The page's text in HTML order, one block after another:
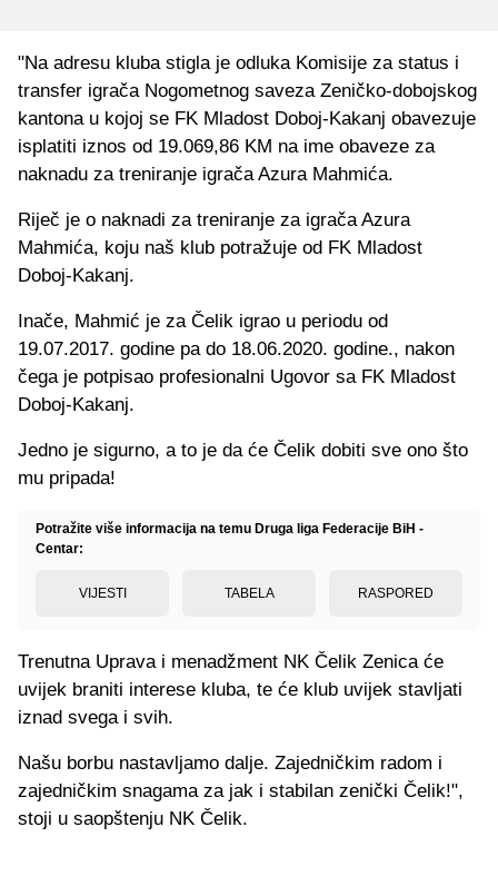
"Na adresu kluba stigla je odluka Komisije za status i
transfer igrača Nogometnog saveza Zeničko-dobojskog
kantona u kojoj se FK Mladost Doboj-Kakanj obavezuje
isplatiti iznos od 19.069,86 KM na ime obaveze za
naknadu za treniranje igrača Azura Mahmića.
Riječ je o naknadi za treniranje za igrača Azura
Mahmića, koju naš klub potražuje od FK Mladost
Doboj-Kakanj.
Inače, Mahmić je za Čelik igrao u periodu od
19.07.2017. godine pa do 18.06.2020. godine., nakon
čega je potpisao profesionalni Ugovor sa FK Mladost
Doboj-Kakanj.
Jedno je sigurno, a to je da će Čelik dobiti sve ono što
mu pripada!
Potražite više informacija na temu Druga liga Federacije BiH -
Centar:
VIJESTI TABELA RASPORED
Trenutna Uprava i menadžment NK Čelik Zenica će
uvijek braniti interese kluba, te će klub uvijek stavljati
iznad svega i svih.
Našu borbu nastavljamo dalje. Zajedničkim radom i
zajedničkim snagama za jak i stabilan zenički Čelik!",
stoji u saopštenju NK Čelik.